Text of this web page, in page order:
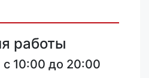
работы
10:00 до 20:00